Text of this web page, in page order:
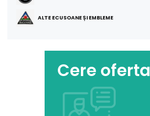
ALTE ECUSOANE ȘI EMBLEME
Cere oferta